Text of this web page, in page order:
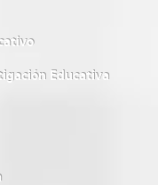
Educativa